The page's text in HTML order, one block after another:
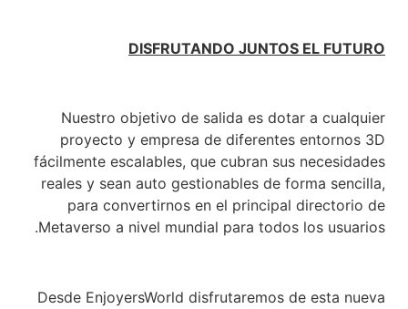
DISFRUTANDO JUNTOS EL FUTURO
Nuestro objetivo de salida es dotar a cualquier
proyecto y empresa de diferentes entornos 3D
fácilmente escalables, que cubran sus necesidades
reales y sean auto gestionables de forma sencilla,
para convertirnos en el principal directorio de
Metaverso a nivel mundial para todos los usuarios.
Desde EnjoyersWorld disfrutaremos de esta nueva